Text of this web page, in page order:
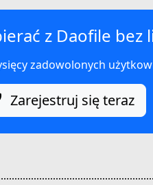
z Daofile bez
zadowolonych
Zarejestruj się teraz